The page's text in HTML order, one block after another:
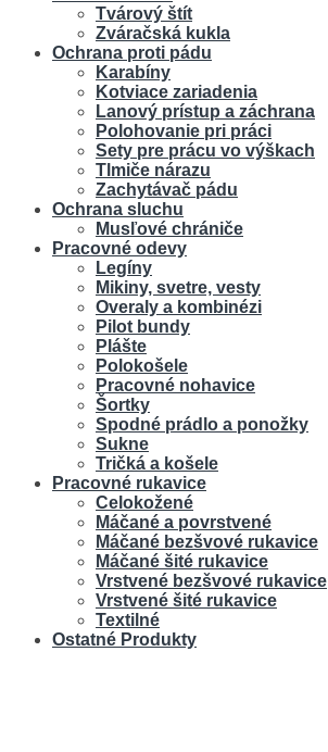
Tvárový štít
Zváračská kukla
Ochrana proti pádu
Karabíny
Kotviace zariadenia
Lanový prístup a záchrana
Polohovanie pri práci
Sety pre prácu vo výškach
Tlmiče nárazu
Zachytávač pádu
Ochrana sluchu
Musľové chrániče
Pracovné odevy
Legíny
Mikiny, svetre, vesty
Overaly a kombinézi
Pilot bundy
Plášte
Polokošele
Pracovné nohavice
Šortky
Spodné prádlo a ponožky
Sukne
Tričká a košele
Pracovné rukavice
Celokožené
Máčané a povrstvené
Máčané bezšvové rukavice
Máčané šité rukavice
Vrstvené bezšvové rukavice
Vrstvené šité rukavice
Textilné
Ostatné Produkty